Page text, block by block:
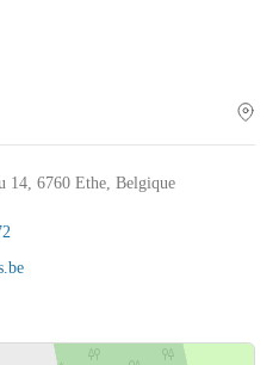
14, 6760 Ethe, Belgique